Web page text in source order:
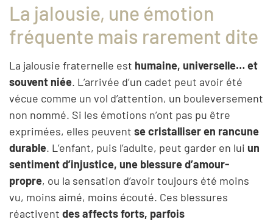
La jalousie, une émotion
fréquente mais rarement dite
La jalousie fraternelle est humaine, universelle… et
souvent niée. L’arrivée d’un cadet peut avoir été
vécue comme un vol d’attention, un bouleversement
non nommé. Si les émotions n’ont pas pu être
exprimées, elles peuvent se cristalliser en rancune
durable. L’enfant, puis l’adulte, peut garder en lui un
sentiment d’injustice, une blessure d’amour-
propre, ou la sensation d’avoir toujours été moins
vu, moins aimé, moins écouté. Ces blessures
réactivent des affects forts, parfois